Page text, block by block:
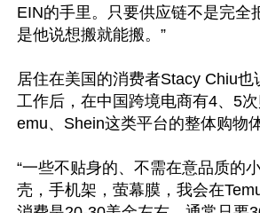
EIN的手里。只要供应链不是完全
是他说想搬就能搬。”
居住在美国的消费者Stacy Chiu也
工作后，在中国跨境电商有4、5
emu、Shein这类平台的整体购物
“一些不贴身的、不需在意品质的
壳，手机架，萤幕膜，我会在